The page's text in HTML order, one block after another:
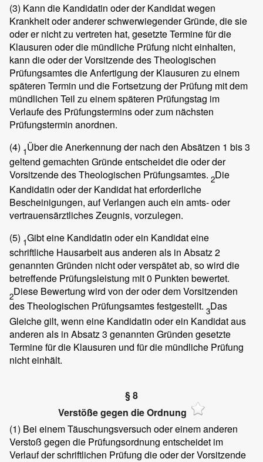
(3) Kann die Kandidatin oder der Kandidat wegen
Krankheit oder anderer schwerwiegender Gründe, die sie
oder er nicht zu vertreten hat, gesetzte Termine für die
Klausuren oder die mündliche Prüfung nicht einhalten,
kann die oder der Vorsitzende des Theologischen
Prüfungsamtes die Anfertigung der Klausuren zu einem
späteren Termin und die Fortsetzung der Prüfung mit dem
mündlichen Teil zu einem späteren Prüfungstag im
Verlaufe des Prüfungstermins oder zum nächsten
Prüfungstermin anordnen.
(4) 1Über die Anerkennung der nach den Absätzen 1 bis 3
geltend gemachten Gründe entscheidet die oder der
Vorsitzende des Theologischen Prüfungsamtes. 2Die
Kandidatin oder der Kandidat hat erforderliche
Bescheinigungen, auf Verlangen auch ein amts- oder
vertrauensärztliches Zeugnis, vorzulegen.
(5) 1Gibt eine Kandidatin oder ein Kandidat eine
schriftliche Hausarbeit aus anderen als in Absatz 2
genannten Gründen nicht oder verspätet ab, so wird die
betreffende Prüfungsleistung mit 0 Punkten bewertet.
2Diese Bewertung wird von der oder dem Vorsitzenden
des Theologischen Prüfungsamtes festgestellt. 3Das
Gleiche gilt, wenn eine Kandidatin oder ein Kandidat aus
anderen als in Absatz 3 genannten Gründen gesetzte
Termine für die Klausuren und für die mündliche Prüfung
nicht einhält.
§ 8
Verstöße gegen die Ordnung
(1) Bei einem Täuschungsversuch oder einem anderen
Verstoß gegen die Prüfungsordnung entscheidet im
Verlauf der schriftlichen Prüfung die oder der Vorsitzende